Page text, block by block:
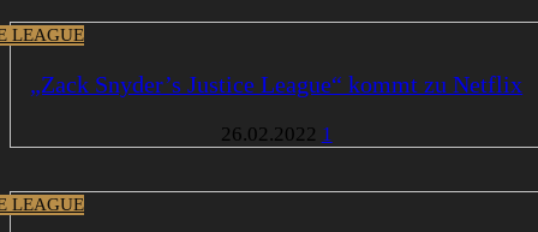
LEAGUE
„Zack Snyder’s Justice League“ kommt zu Netflix
26.02.2022 1
LEAGUE